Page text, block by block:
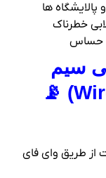
ها
خطرناک
حساس
بی‌ سیم
از طریق وای‌ فای